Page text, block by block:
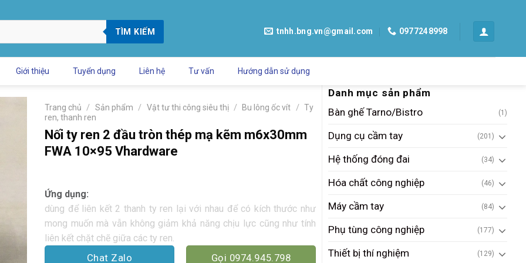
TÌM KIẾM tnhh.bng.vn@gmail.com 0977248998
Giới thiệu Tuyển dụng Liên hệ Tư vấn Hướng dẫn sử dụng
Danh mục sản phẩm
Bàn ghế Tarno/Bistro
(1)
Dụng cụ cầm tay (201)
Hệ thống đóng đai (34)
Hóa chất công nghiệp (46)
Máy cầm tay (84)
Phụ tùng công nghiệp (177)
Thiết bị thí nghiệm (129)
Trang chủ / Sản phẩm / Vật tư thi công siêu thị / Bu lông ốc vít / Ty
ren, thanh ren
Nối ty ren 2 đầu tròn thép mạ kẽm m6x30mm
FWA 10×95 Vhardware
Ứng dụng:
dùng để liên kết 2 thanh ty ren lại với nhau để có kích thước như
mong muốn mà vẫn không giảm khả năng chịu lực cũng như tính
liên kết chặt chẽ giữa các ty ren.
Chat Zalo Gọi 0974.945.798